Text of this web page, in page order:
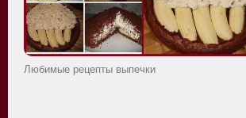
Любимые рецепты выпечки